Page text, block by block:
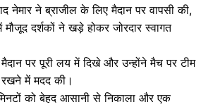
नेमार ने ब्राजील के लिए मैदान पर वापसी की,
दर्शकों ने खड़े होकर जोरदार स्वागत
मैदान पर पूरी लय में दिखे और उन्होंने मैच पर टीम
रखने में मदद की।
को बेहद आसानी से निकाला और एक